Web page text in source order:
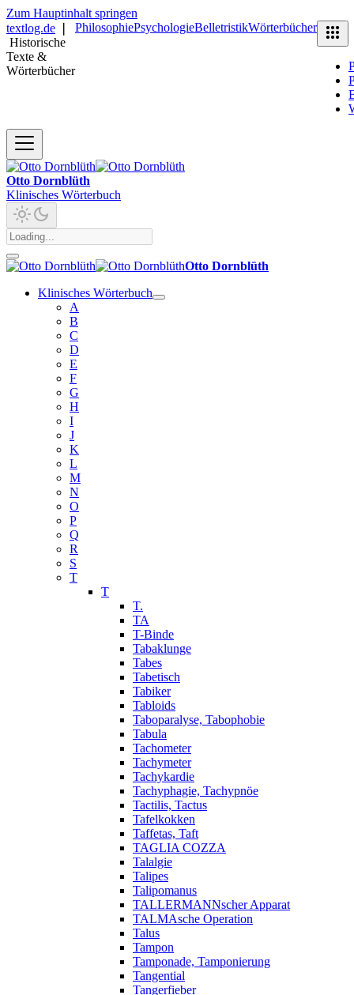
Zum Hauptinhalt springen
textlog.de
Historische
Texte &
Wörterbücher
PhilosophiePsychologieBelletristikWörterbücher
Otto Dornblüth
Klinisches Wörterbuch
Otto Dornblüth
Klinisches Wörterbuch
A
B
C
D
E
F
G
H
I
J
K
L
M
N
O
P
Q
R
S
T
T
T.
TA
T-Binde
Tabaklunge
Tabes
Tabetisch
Tabiker
Tabloids
Taboparalyse, Tabophobie
Tabula
Tachometer
Tachymeter
Tachykardie
Tachyphagie, Tachypnöe
Tactilis, Tactus
Tafelkokken
Taffetas, Taft
TAGLIA COZZA
Talalgie
Talipes
Talipomanus
TALLERMANNscher Apparat
TALMAsche Operation
Talus
Tampon
Tamponade, Tamponierung
Tangential
Tangerfieber